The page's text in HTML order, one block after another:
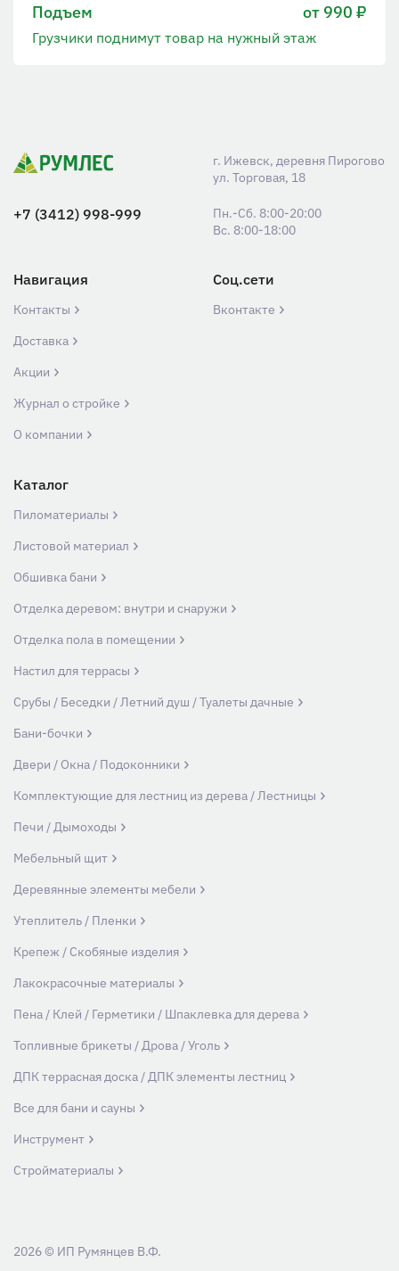
Подъем от 990 ₽
Грузчики поднимут товар на нужный этаж
г. Ижевск, деревня Пирогово
ул. Торговая, 18
+7 (3412) 998-999
Пн.-Сб. 8:00-20:00
Вс. 8:00-18:00
Навигация
Контакты
Доставка
Акции
Журнал о стройке
О компании
Соц.сети
Вконтакте
Каталог
Пиломатериалы
Листовой материал
Обшивка бани
Отделка деревом: внутри и снаружи
Отделка пола в помещении
Настил для террасы
Срубы / Беседки / Летний душ / Туалеты дачные
Бани-бочки
Двери / Окна / Подоконники
Комплектующие для лестниц из дерева / Лестницы
Печи / Дымоходы
Мебельный щит
Деревянные элементы мебели
Утеплитель / Пленки
Крепеж / Скобяные изделия
Лакокрасочные материалы
Пена / Клей / Герметики / Шпаклевка для дерева
Топливные брикеты / Дрова / Уголь
ДПК террасная доска / ДПК элементы лестниц
Все для бани и сауны
Инструмент
Стройматериалы
2026 © ИП Румянцев В.Ф.